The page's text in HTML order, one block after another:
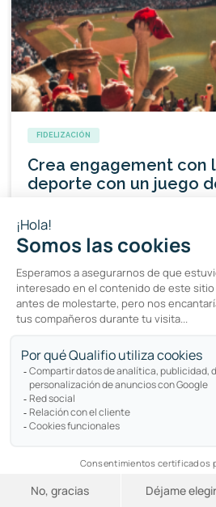
FIDELIZACIÓN
Crea engagement con
deporte con un juego
PRODUCTO RECOPILACIÓN DE DATOS
consentimiento: lo que
recomendación de la